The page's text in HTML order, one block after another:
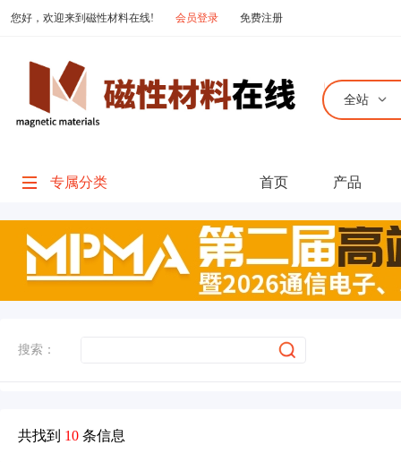
您好，欢迎来到磁性材料在线! 会员登录 免费注册
全站
专属分类 首页 产品
搜索：
共找到 10 条信息